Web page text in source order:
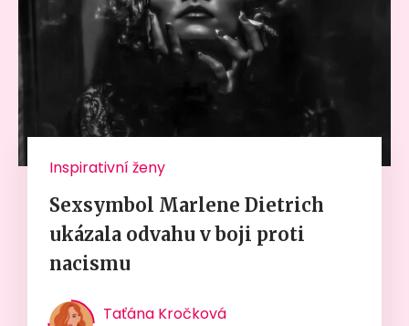
Inspirativní ženy
Sexsymbol Marlene Dietrich
ukázala odvahu v boji proti
nacismu
Taťána Kročková